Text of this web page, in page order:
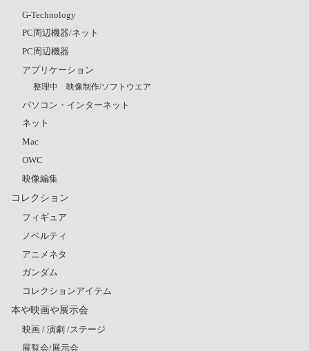
G-Technology
PC周辺機器/ネット
PC周辺機器
アプリケーション
整理中 映像制作/ソフトウエア
パソコン・インターネット
ネット
Mac
OWC
映像編集
コレクション
フィギュア
ノベルティ
アニメネタ
ガンダム
コレクションアイテム
本や映画や展示会
映画 / 演劇 /ステージ
展覧会/展示会